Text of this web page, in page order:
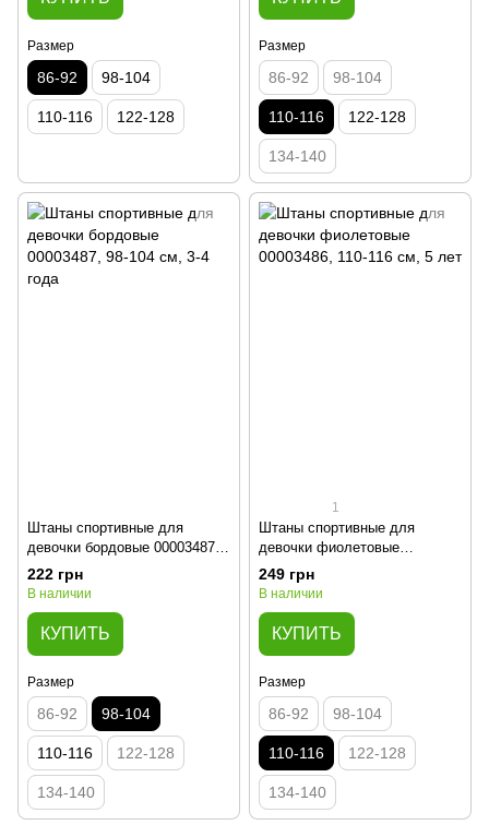
Размер
86-92 98-104
110-116 122-128
Размер
86-92 98-104
110-116 122-128
134-140
Штаны спортивные для
девочки бордовые 00003487,
98-104 см, 3-4 года
222 грн
В наличии
КУПИТЬ
Размер
86-92 98-104
110-116 122-128
134-140
1
Штаны спортивные для
девочки фиолетовые
00003486, 110-116 см, 5 лет
249 грн
В наличии
КУПИТЬ
Размер
86-92 98-104
110-116 122-128
134-140